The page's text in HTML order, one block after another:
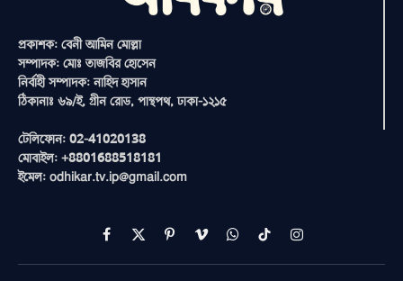
প্রকাশক: বেনী আমিন মোল্লা
সম্পাদক: মোঃ তাজবির হোসেন
নির্বাহী সম্পাদক: নাহিদ হাসান
ঠিকানাঃ ৬৯/ই, গ্রীন রোড, পান্থপথ, ঢাকা-১২১৫
টেলিফোন: 02-41020138
মোবাইল: +8801688518181
ইমেল: odhikar.tv.ip@gmail.com
Facebook
X
(Twitter)
PinterestVimeoWhatsAppTikTokInstagram